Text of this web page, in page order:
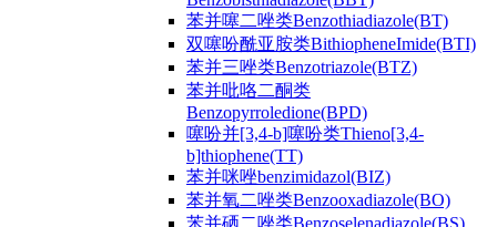
苯并噻二唑类Benzothiadiazole(BT)
双噻吩酰亚胺类BithiopheneImide(BTI)
苯并三唑类Benzotriazole(BTZ)
苯并吡咯二酮类
Benzopyrroledione(BPD)
噻吩并[3,4-b]噻吩类Thieno[3,4-
b]thiophene(TT)
苯并咪唑benzimidazol(BIZ)
苯并氧二唑类Benzooxadiazole(BO)